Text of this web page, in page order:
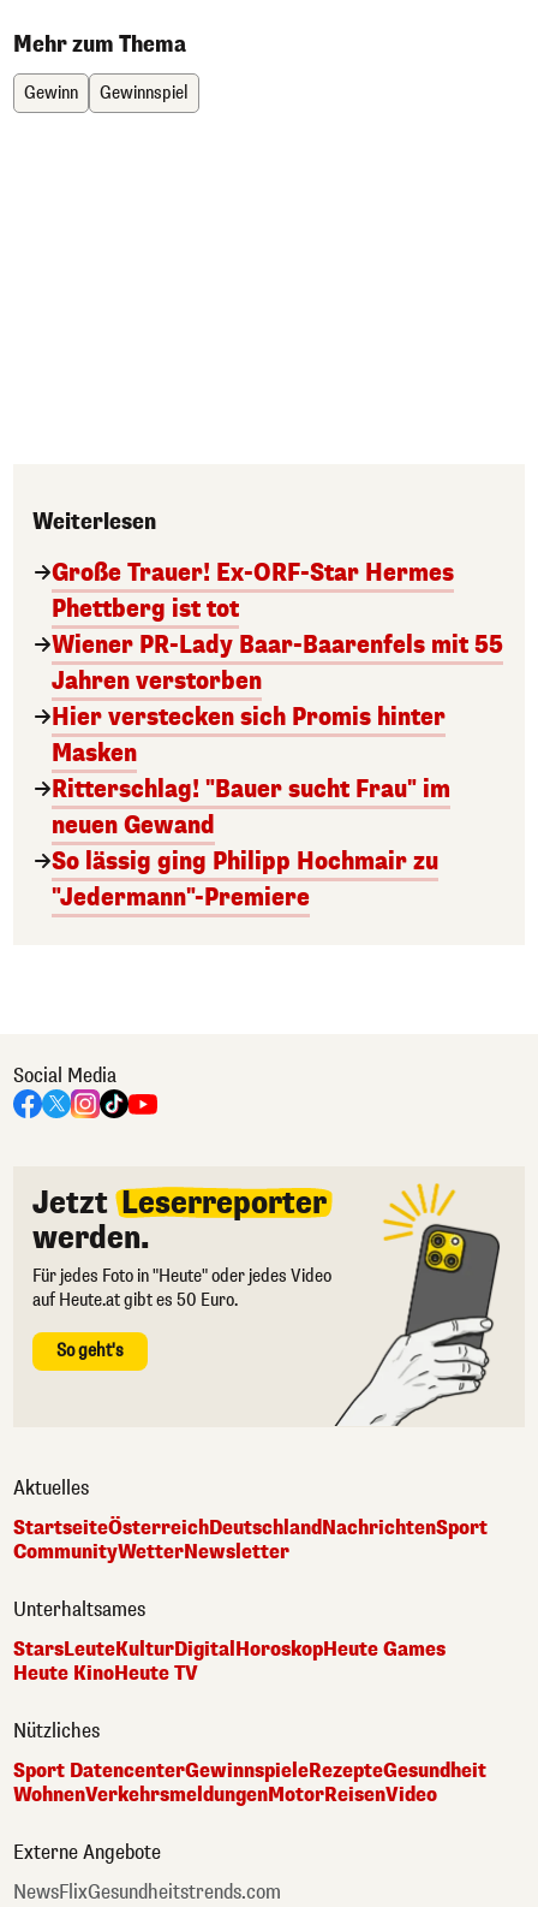
Mehr zum Thema
Gewinn Gewinnspiel
Weiterlesen
Große Trauer! Ex-ORF-Star Hermes
Phettberg ist tot
Wiener PR-Lady Baar-Baarenfels mit 55
Jahren verstorben
Hier verstecken sich Promis hinter
Masken
Ritterschlag! "Bauer sucht Frau" im
neuen Gewand
So lässig ging Philipp Hochmair zu
"Jedermann"-Premiere
Social Media
Jetzt Leserreporter
werden.
Für jedes Foto in "Heute" oder jedes Video
auf Heute.at gibt es 50 Euro.
So geht's
Aktuelles
StartseiteÖsterreichDeutschlandNachrichtenSport
CommunityWetterNewsletter
Unterhaltsames
StarsLeuteKulturDigital HoroskopHeute Games
Heute KinoHeute TV
Nützliches
Sport DatencenterGewinnspieleRezepteGesundheit
WohnenVerkehrsmeldungenMotorReisenVideo
Externe Angebote
NewsFlixGesundheitstrends.com